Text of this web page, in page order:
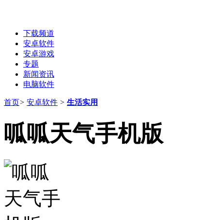
下载频道
安卓软件
安卓游戏
专题
新闻资讯
电脑软件
首页> 安卓软件 > 生活实用
呱呱天气手机版